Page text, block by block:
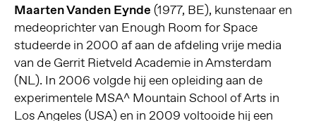
Maarten Vanden Eynde (1977, BE), kunstenaar en
medeoprichter van Enough Room for Space
studeerde in 2000 af aan de afdeling vrije media
van de Gerrit Rietveld Academie in Amsterdam
(NL). In 2006 volgde hij een opleiding aan de
experimentele MSA^ Mountain School of Arts in
Los Angeles (USA) en in 2009 voltooide hij een